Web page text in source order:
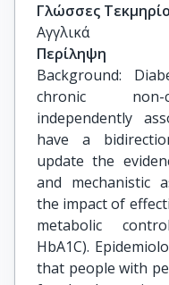
Γλώσσες
Αγγλικά
Περίληψη
Background:
chronic non-
independently
have a
update the
and mechanistic
the impact of
metabolic
HbA1C).
that people with